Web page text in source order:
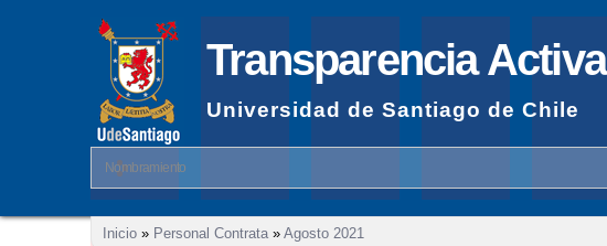
Transparencia Activa
Universidad de Santiago de Chile
Nombramiento
Inicio » Personal Contrata » Agosto 2021